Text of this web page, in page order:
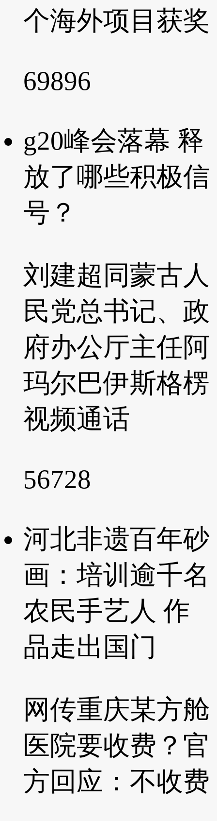
个海外项目获奖
69896
g20峰会落幕 释
放了哪些积极信
号？
刘建超同蒙古人
民党总书记、政
府办公厅主任阿
玛尔巴伊斯格楞
视频通话
56728
河北非遗百年砂
画：培训逾千名
农民手艺人 作
品走出国门
网传重庆某方舱
医院要收费？官
方回应：不收费